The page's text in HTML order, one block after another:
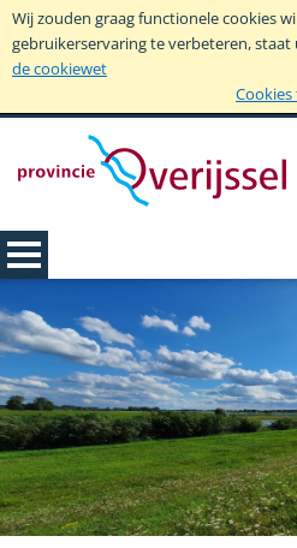
Wij zouden graag functionele cookies
gebruikerservaring te verbeteren, staat
de cookiewet